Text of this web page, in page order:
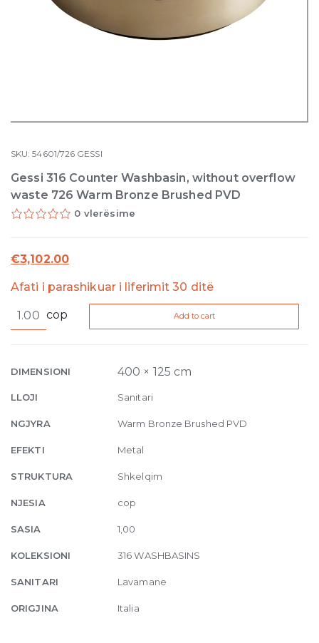
SKU:54601/726 GESSI
Gessi 316 Counter Washbasin, without overflow
waste 726 Warm Bronze Brushed PVD
0 vlerësime
€3,102.00
Afati i parashikuar i liferimit 30 ditë
316
without
waste
726
Bronze
Brushed
quantity
cop Add to cart
DIMENSIONI 400 × 125 cm
LLOJI Sanitari
NGJYRA Warm Bronze Brushed PVD
EFEKTI Metal
STRUKTURA Shkelqim
NJESIA cop
SASIA 1,00
KOLEKSIONI 316 WASHBASINS
SANITARI Lavamane
ORIGJINA Italia